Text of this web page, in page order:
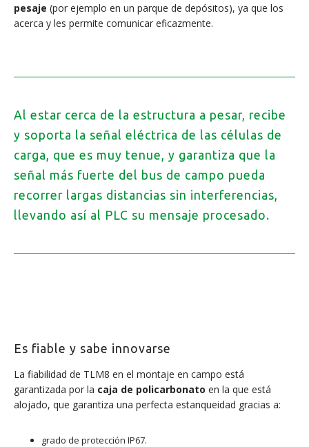
pesaje (por ejemplo en un parque de depósitos), ya que los
acerca y les permite comunicar eficazmente.
Al estar cerca de la estructura a pesar, recibe
y soporta la señal eléctrica de las células de
carga, que es muy tenue, y garantiza que la
señal más fuerte del bus de campo pueda
recorrer largas distancias sin interferencias,
llevando así al PLC su mensaje procesado.
Es fiable y sabe innovarse
La fiabilidad de TLM8 en el montaje en campo está
garantizada por la caja de policarbonato en la que está
alojado, que garantiza una perfecta estanqueidad gracias a:
grado de protección IP67.